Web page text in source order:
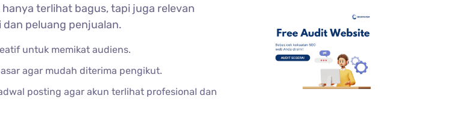
terlihat bagus, tapi juga relevan
peluang penjualan.
untuk memikat audiens.
agar mudah diterima pengikut.
posting agar akun terlihat profesional dan